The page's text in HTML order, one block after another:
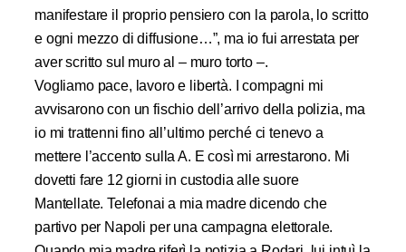
manifestare il proprio pensiero con la parola, lo scritto
e ogni mezzo di diffusione…”, ma io fui arrestata per
aver scritto sul muro al – muro torto –.
Vogliamo pace, lavoro e libertà. I compagni mi
avvisarono con un fischio dell’arrivo della polizia, ma
io mi trattenni fino all’ultimo perché ci tenevo a
mettere l’accento sulla A. E così mi arrestarono. Mi
dovetti fare 12 giorni in custodia alle suore
Mantellate.Telefonai a mia madre dicendo che
partivo per Napoli per una campagna elettorale.